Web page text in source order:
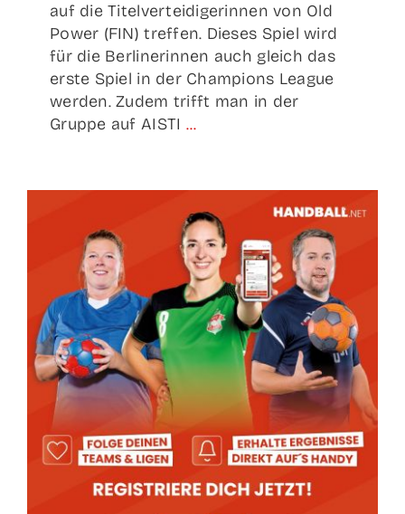
auf die Titelverteidigerinnen von Old
Power (FIN) treffen. Dieses Spiel wird
für die Berlinerinnen auch gleich das
erste Spiel in der Champions League
werden. Zudem trifft man in der
Gruppe auf AISTI ...